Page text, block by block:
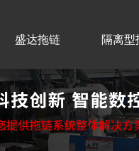
盛达拖链 隔离型